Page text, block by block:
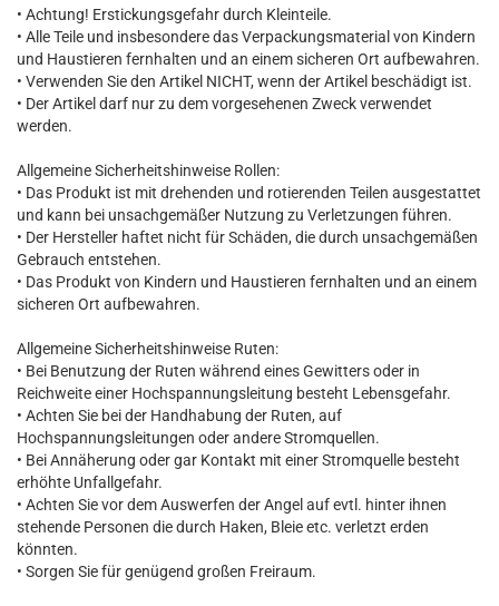
• Achtung! Erstickungsgefahr durch Kleinteile.
• Alle Teile und insbesondere das Verpackungsmaterial von Kindern
und Haustieren fernhalten und an einem sicheren Ort aufbewahren.
• Verwenden Sie den Artikel NICHT, wenn der Artikel beschädigt ist.
• Der Artikel darf nur zu dem vorgesehenen Zweck verwendet
werden.
Allgemeine Sicherheitshinweise Rollen:
• Das Produkt ist mit drehenden und rotierenden Teilen ausgestattet
und kann bei unsachgemäßer Nutzung zu Verletzungen führen.
• Der Hersteller haftet nicht für Schäden, die durch unsachgemäßen
Gebrauch entstehen.
• Das Produkt von Kindern und Haustieren fernhalten und an einem
sicheren Ort aufbewahren.
Allgemeine Sicherheitshinweise Ruten:
• Bei Benutzung der Ruten während eines Gewitters oder in
Reichweite einer Hochspannungsleitung besteht Lebensgefahr.
• Achten Sie bei der Handhabung der Ruten, auf
Hochspannungsleitungen oder andere Stromquellen.
• Bei Annäherung oder gar Kontakt mit einer Stromquelle besteht
erhöhte Unfallgefahr.
• Achten Sie vor dem Auswerfen der Angel auf evtl. hinter ihnen
stehende Personen die durch Haken, Bleie etc. verletzt erden
könnten.
• Sorgen Sie für genügend großen Freiraum.